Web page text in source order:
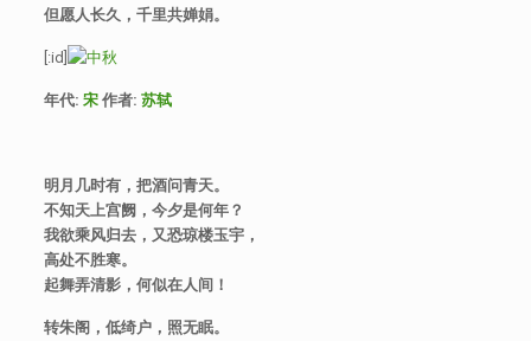
但愿人长久，千里共婵娟。
[:id]
年代: 宋 作者: 苏轼
明月几时有，把酒问青天。
不知天上宫阙，今夕是何年？
我欲乘风归去，又恐琼楼玉宇，
高处不胜寒。
起舞弄清影，何似在人间！
转朱阁，低绮户，照无眠。